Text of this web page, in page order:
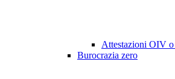
Attestazioni OIV o
Burocrazia zero